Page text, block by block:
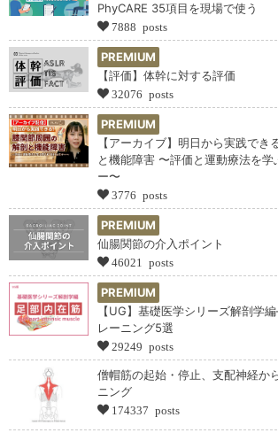
PhyCARE 35項目を現場で使う
7888 posts
PREMIUM
【評価】体幹に対する評価
32076 posts
PREMIUM
【アーカイブ】明日から実践でき
と機能障害 〜評価と運動療法を学
ー〜
3776 posts
PREMIUM
仙腸関節の介入ポイント
46021 posts
PREMIUM
【UG】基礎医学シリーズ解剖学
レーニング5選
29249 posts
僧帽筋の起始・停止、支配神経か
ニング
174337 posts